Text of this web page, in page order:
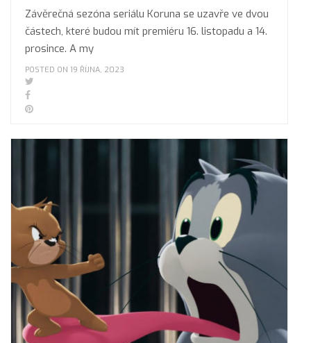
Závěrečná sezóna seriálu Koruna se uzavře ve dvou
částech, které budou mít premiéru 16. listopadu a 14.
prosince. A my
POSTED ON 19 ŘÍJNA, 2023